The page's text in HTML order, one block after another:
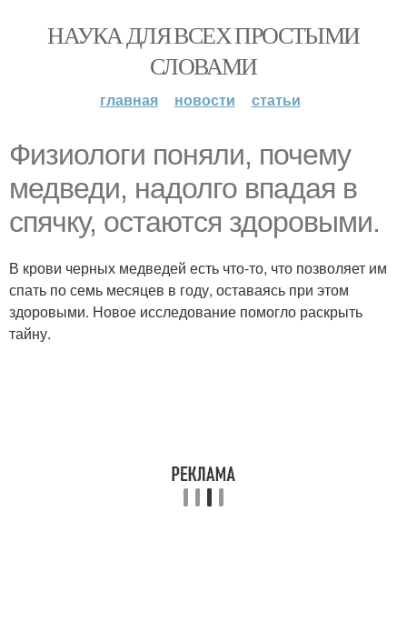
НАУКА ДЛЯ ВСЕХ ПРОСТЫМИ
СЛОВАМИ
главная новости статьи
Физиологи поняли, почему
медведи, надолго впадая в
спячку, остаются здоровыми.
В крови черных медведей есть что-то, что позволяет им
спать по семь месяцев в году, оставаясь при этом
здоровыми. Новое исследование помогло раскрыть
тайну.